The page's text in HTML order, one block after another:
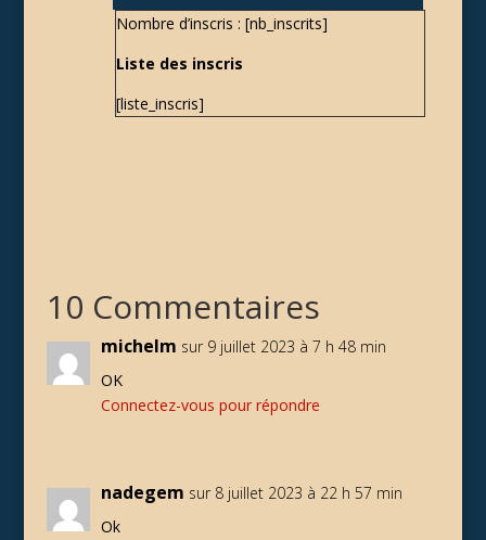
Nombre d’inscris : [nb_inscrits]
Liste des inscris
[liste_inscris]
10 Commentaires
michelm sur 9 juillet 2023 à 7 h 48 min
OK
Connectez-vous pour répondre
nadegem sur 8 juillet 2023 à 22 h 57 min
Ok